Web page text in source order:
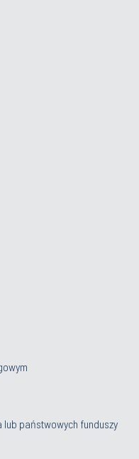
lub państwowych funduszy